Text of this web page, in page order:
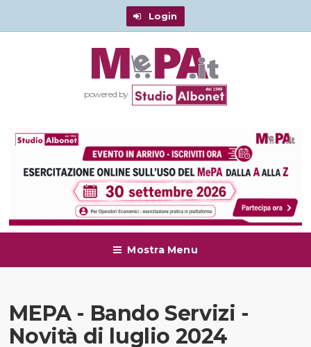
Login
powered by
Mostra Menu
MEPA - Bando Servizi -
Novità di luglio 2024